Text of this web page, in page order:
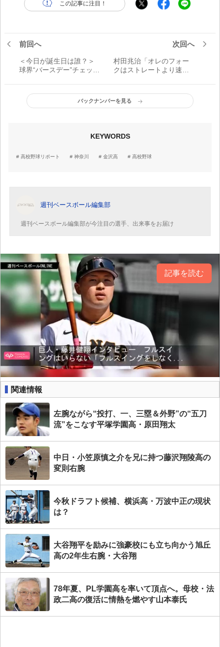
この記事に注目！
前回へ
＜今日が誕生日は誰？＞
球界“バースデー”チェッ
次回へ
村田兆治「オレのフォー
クはストレートより速か
バックナンバーを見る
KEYWORDS
高校野球リポート 神奈川 金沢高 高校野球
週刊ベースボール編集部
週刊ベースボール編集部が今注目の選手、出来事をお届け
記事を読む
関連情報
左腕ながら“投打、一、三塁＆外野”の“五刀
流”をこなす平塚学園高・原田翔太
中日・小笠原慎之介を兄に持つ藤沢翔陵高の
変則右腕
今秋ドラフト候補、横浜高・万波中正の現状
は？
大谷翔平を励みに強豪校にも立ち向かう旭丘
高の2年生右腕・大谷翔
78年夏、PL学園高を率いて頂点へ。母校・法
政二高の復活に情熱を燃やす山本泰氏